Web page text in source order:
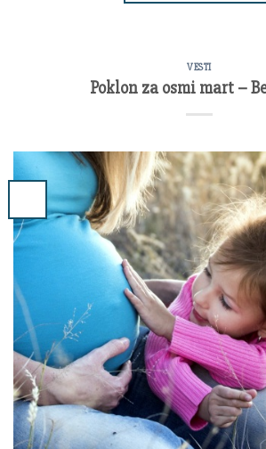
VESTI
Poklon za osmi mart –